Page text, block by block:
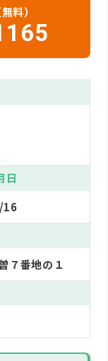
無料）
日
16
７番地の１